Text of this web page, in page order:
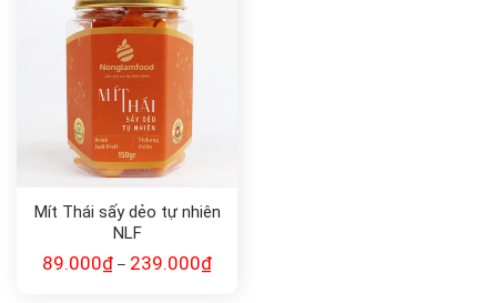
Mít Thái sấy dẻo tự nhiên
NLF
89.000₫ – 239.000₫